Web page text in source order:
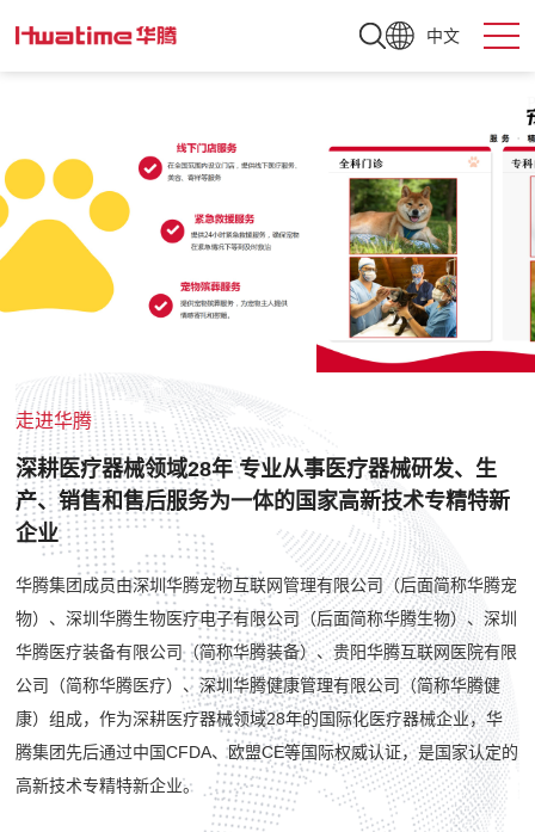
中文
走进华腾
深耕医疗器械领域28年 专业从事医疗器械研发、生
产、销售和售后服务为一体的国家高新技术专精特新
企业
华腾集团成员由深圳华腾宠物互联网管理有限公司（后面简称华腾宠
物）、深圳华腾生物医疗电子有限公司（后面简称华腾生物）、深圳
华腾医疗装备有限公司（简称华腾装备）、贵阳华腾互联网医院有限
公司（简称华腾医疗）、深圳华腾健康管理有限公司（简称华腾健
康）组成，作为深耕医疗器械领域28年的国际化医疗器械企业，华
腾集团先后通过中国CFDA、欧盟CE等国际权威认证，是国家认定的
高新技术专精特新企业。